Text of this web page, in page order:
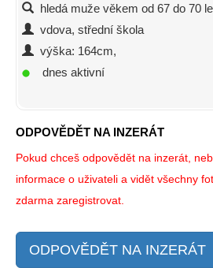
hledá muže věkem od 67 do 70
vdova, střední škola
výška: 164cm,
dnes aktivní
ODPOVĚDĚT NA INZERÁT
Pokud chceš odpovědět na inzerát,
informace o uživateli a vidět všechny
zdarma zaregistrovat.
ODPOVĚDĚT NA INZERÁT